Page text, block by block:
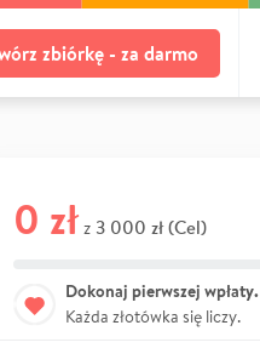
zbiórkę - za darmo
0 zł z 3 000 zł (Cel)
Dokonaj pierwszej wpłaty.
Każda złotówka się liczy.